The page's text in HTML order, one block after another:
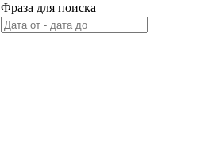
Фраза для поиска